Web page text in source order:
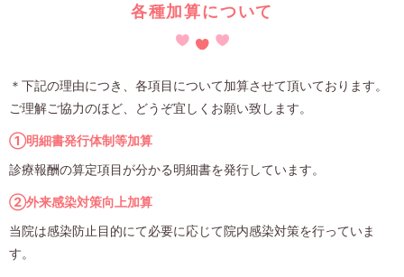
各種加算について
＊下記の理由につき、各項目について加算させて頂いております。
ご理解ご協力のほど、どうぞ宜しくお願い致します。
①明細書発行体制等加算
診療報酬の算定項目が分かる明細書を発行しています。
②外来感染対策向上加算
当院は感染防止目的にて必要に応じて院内感染対策を行っていま
す。